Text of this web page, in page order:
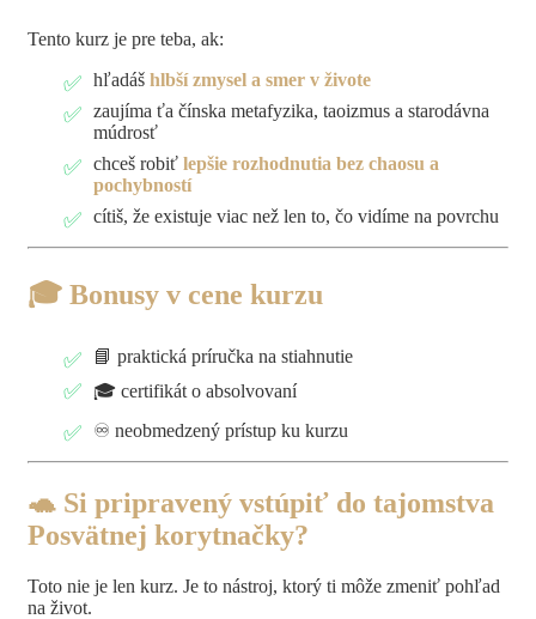
Tento kurz je pre teba, ak:
hľadáš hlbší zmysel a smer v živote
zaujíma ťa čínska metafyzika, taoizmus a starodávna
múdrosť
chceš robiť lepšie rozhodnutia bez chaosu a
pochybností
cítiš, že existuje viac než len to, čo vidíme na povrchu
🎓 Bonusy v cene kurzu
📘 praktická príručka na stiahnutie
🎓 certifikát o absolvovaní
♾️ neobmedzený prístup ku kurzu
🐢 Si pripravený vstúpiť do tajomstva
Posvätnej korytnačky?
Toto nie je len kurz. Je to nástroj, ktorý ti môže zmeniť pohľad
na život.